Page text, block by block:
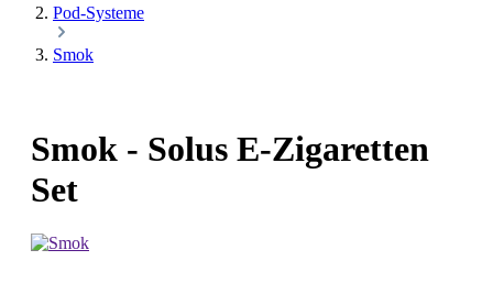
Pod-Systeme
Smok
Smok - Solus E-Zigaretten
Set